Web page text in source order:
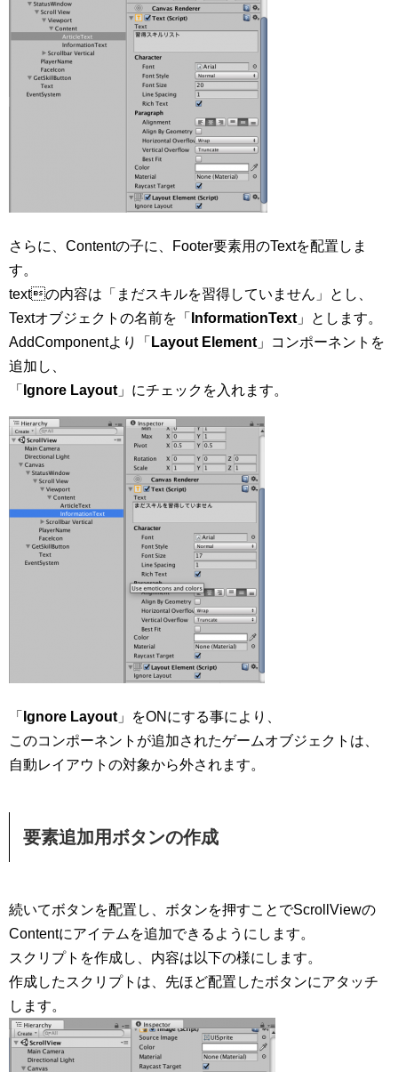
さらに、Contentの子に、Footer要素用のTextを配置しま
す。
textの内容は「まだスキルを習得していません」とし、
Textオブジェクトの名前を「
InformationText 」とします。
AddComponentより「 Layout Element 」コンポーネントを
追加し、
「 Ignore Layout 」にチェックを入れます。
「 Ignore Layout 」をONにする事により、
このコンポーネントが追加されたゲームオブジェクトは、
自動レイアウトの対象から外されます。
要素追加用ボタンの作成
続いてボタンを配置し、ボタンを押すことでScrollViewの
Contentにアイテムを追加できるようにします。
スクリプトを作成し、内容は以下の様にします。
作成したスクリプトは、先ほど配置したボタンにアタッチ
します。